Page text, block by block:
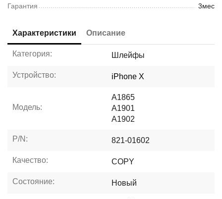
Гарантия 3мес
Характеристики Описание
Категория: Шлейфы
Устройство: iPhone X
Модель:
A1865
A1901
A1902
P/N: 821-01602
Качество: COPY
Состояние: Новый